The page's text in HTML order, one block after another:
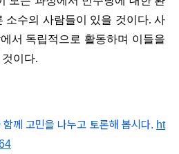
소수의 사람들이 있을 것이다. 사
서 독립적으로 활동하며 이들을
이다.
함께 고민을 나누고 토론해 봅시다. ht